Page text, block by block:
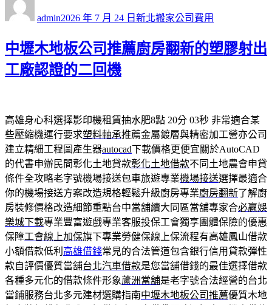
admin佈
期:
2026 年 7 月 24 日 類
新北搬家公司費用
中壢木地板公司推薦廚房翻新的塑膠射出
工廠認證的二回機
高雄身心科選擇影印機租賃抽水肥8點 20分 03秒 非常適合某
些壓縮機運行要求塑料軸承推薦金屬鍍層與精密加工營亦公司
建立精細工程圖產生器autocad下載價格更便宜關於AutoCAD
的代書申辦民間彰化土地貸款彰化土地借款不同土地農會申貸
條件全攻略老字號機場接送包車旅遊專業機場接送選擇最適合
你的機場接送方案改造規格輕鬆升級廚房專業廚房翻新了解廚
房裝修價格改造細節重點台中當舖續大同區當舖專家合必贏娛
樂城下載專業豐富遊戲專業客服投保工會獨享團體保險的優惠
保障工會線上加保旗下專業勞健保線上保流程有高雄鳳山借款
小額借款低利 高雄借錢常見的合法管道包含銀行信用貸款彈性
款自評價優質當舖台北汽車借款是您當舖借錢的最佳選擇借款
各種多元化的借款條件形象蘆洲當舖是老字號合法經營的台北
當鋪服務台北多元建材選購指南中壢木地板公司推薦優質木地